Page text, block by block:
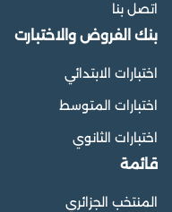
اتصل بنا
بنك الفروض والاختبارت
اختبارات الابتدائي
اختبارات المتوسط
اختبارات الثانوي
قائمة
المنتخب الجزائري